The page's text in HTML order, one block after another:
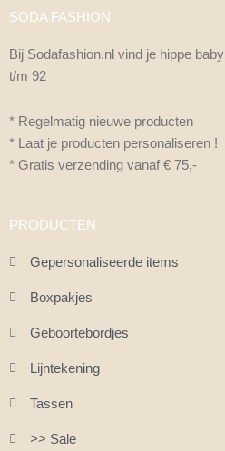
SODA FASHION
Bij Sodafashion.nl vind je hippe
t/m 92
* Regelmatig nieuwe producten
* Laat je producten personaliseren !
* Gratis verzending vanaf € 75,-
PRODUCTEN
Gepersonaliseerde items
Boxpakjes
Geboortebordjes
Lijntekening
Tassen
>> Sale